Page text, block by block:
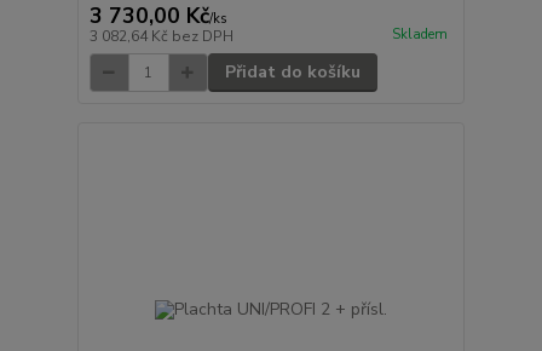
3 730,00 Kč/ks
3 082,64 Kč bez DPH Skladem
Přidat do košíku